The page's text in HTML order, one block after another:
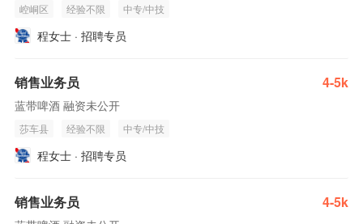
崆峒区 经验不限 中专/中技
程女士 · 招聘专员
销售业务员 4-5k
蓝带啤酒 融资未公开
莎车县 经验不限 中专/中技
程女士 · 招聘专员
销售业务员 4-5k